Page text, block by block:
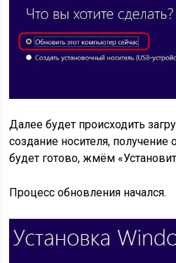
Далее будет происходить
создание носителя, получение
будет готово, жмём
Процесс обновления начался.